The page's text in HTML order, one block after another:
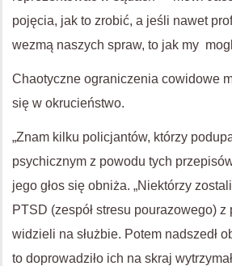
pojęcia, jak to zrobić, a jeśli nawet
wezmą naszych spraw, to jak my
Chaotyczne ograniczenia cowidowe
się w okrucieństwo.
„Znam kilku policjantów, którzy
psychicznym z powodu tych
jego głos się obniża. „Niektórzy
PTSD (zespół stresu pourazowego)
widzieli na służbie. Potem nadszedł
to doprowadziło ich na skraj